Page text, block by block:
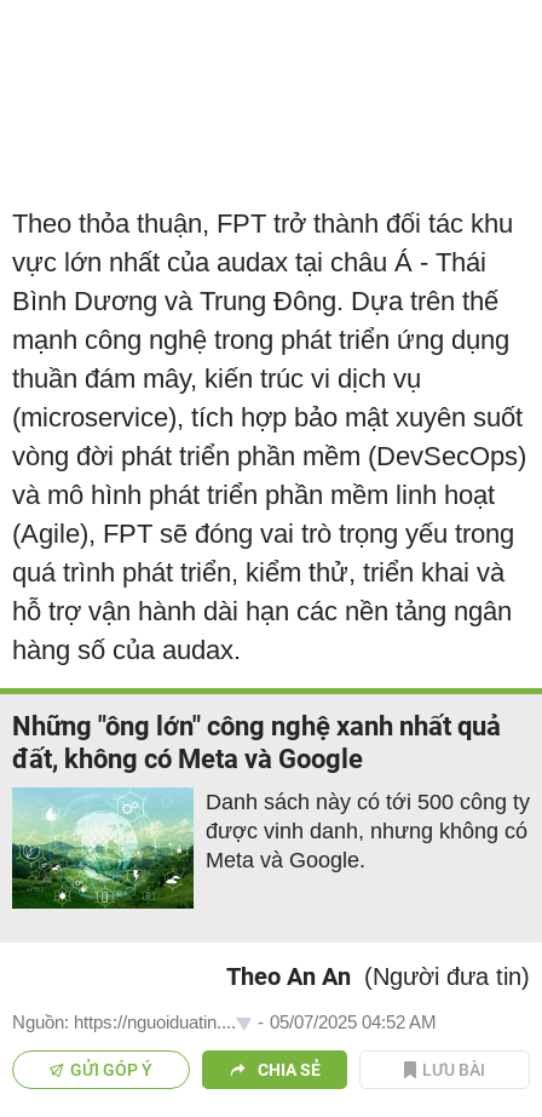
Theo thỏa thuận, FPT trở thành đối tác khu
vực lớn nhất của audax tại châu Á - Thái
Bình Dương và Trung Đông. Dựa trên thế
mạnh công nghệ trong phát triển ứng dụng
thuần đám mây, kiến trúc vi dịch vụ
(microservice), tích hợp bảo mật xuyên suốt
vòng đời phát triển phần mềm (DevSecOps)
và mô hình phát triển phần mềm linh hoạt
(Agile), FPT sẽ đóng vai trò trọng yếu trong
quá trình phát triển, kiểm thử, triển khai và
hỗ trợ vận hành dài hạn các nền tảng ngân
hàng số của audax.
Những "ông lớn" công nghệ xanh nhất quả
đất, không có Meta và Google
Danh sách này có tới 500 công ty
được vinh danh, nhưng không có
Meta và Google.
Theo An An (Người đưa tin)
Nguồn: https://nguoiduatin.... - 05/07/2025 04:52 AM
GỬI GÓP Ý CHIA SẺ LƯU BÀI